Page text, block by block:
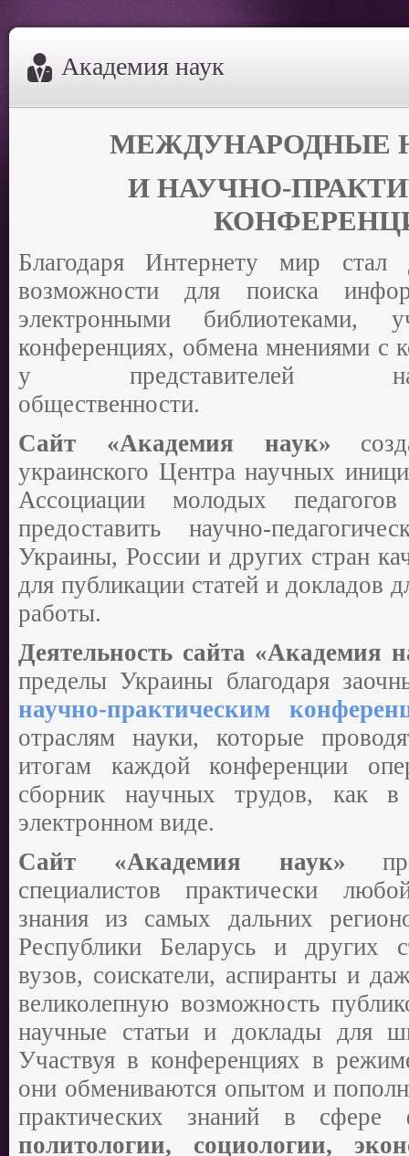
Академия наук
МЕЖДУНАРОДНЫЕ
И НАУЧНО-
Благодаря Интернету мир стал
возможности для поиска
электронными библиотеками,
конференциях, обмена мнениями с
у представителей
общественности.
Сайт «Академия наук»
украинского Центра научных
Ассоциации молодых
предоставить научно-
Украины, России и других стран
для публикации статей и докладов
работы.
Деятельность сайта «Академия
пределы Украины благодаря
научно-практическим
отраслям науки, которые
итогам каждой конференции
сборник научных трудов, как
электронном виде.
Сайт «Академия наук»
специалистов практически
знания из самых дальних
Республики Беларусь и других
вузов, соискатели, аспиранты и
великолепную возможность
научные статьи и доклады для
Участвуя в конференциях в
они обмениваются опытом и
практических знаний в сфере
политологии, социологии,